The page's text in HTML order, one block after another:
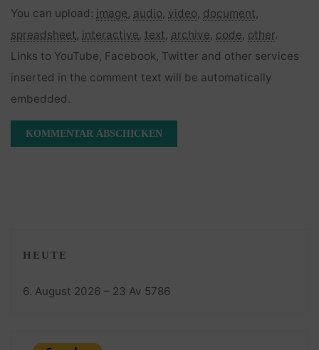
You can upload: image, audio, video, document,
spreadsheet, interactive, text, archive, code, other.
Links to YouTube, Facebook, Twitter and other services
inserted in the comment text will be automatically
embedded.
HEUTE
6. August 2026 – 23 Av 5786